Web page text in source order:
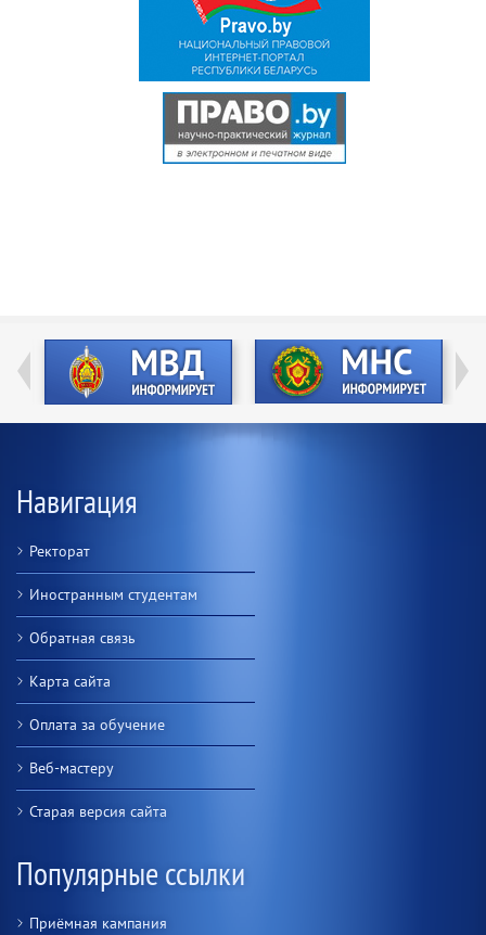
Навигация
Ректорат
Иностранным студентам
Обратная связь
Карта сайта
Оплата за обучение
Веб-мастеру
Старая версия сайта
Популярные ссылки
Приёмная кампания